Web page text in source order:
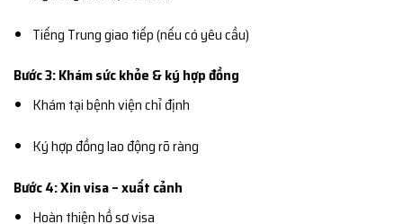
Tiếng Trung giao tiếp (nếu có yêu cầu)
Bước 3: Khám sức khỏe & ký hợp đồng
Khám tại bệnh viện chỉ định
Ký hợp đồng lao động rõ ràng
Bước 4: Xin visa – xuất cảnh
Hoàn thiện hồ sơ visa